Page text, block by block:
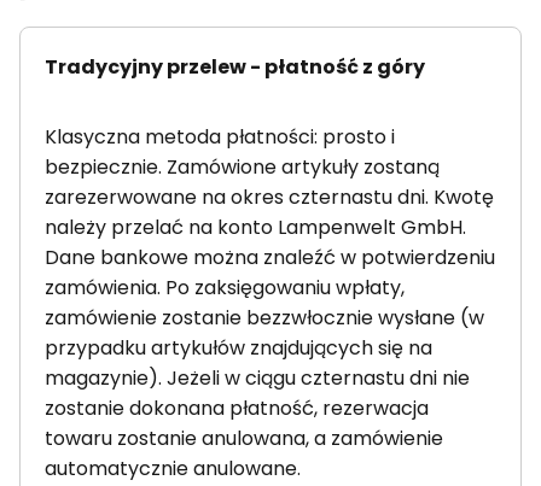
Tradycyjny przelew - płatność z góry
Klasyczna metoda płatności: prosto i
bezpiecznie. Zamówione artykuły zostaną
zarezerwowane na okres czternastu dni. Kwotę
należy przelać na konto Lampenwelt GmbH.
Dane bankowe można znaleźć w potwierdzeniu
zamówienia. Po zaksięgowaniu wpłaty,
zamówienie zostanie bezzwłocznie wysłane (w
przypadku artykułów znajdujących się na
magazynie). Jeżeli w ciągu czternastu dni nie
zostanie dokonana płatność, rezerwacja
towaru zostanie anulowana, a zamówienie
automatycznie anulowane.